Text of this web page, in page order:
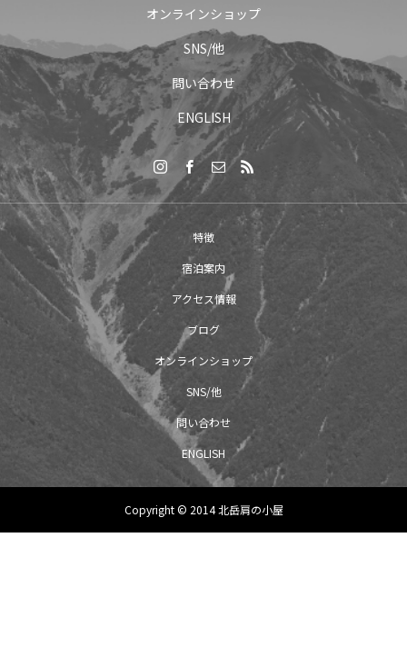
オンラインショップ
SNS/他
問い合わせ
ENGLISH
特徴
宿泊案内
アクセス情報
ブログ
オンラインショップ
SNS/他
問い合わせ
ENGLISH
Copyright © 2014 北岳肩の小屋